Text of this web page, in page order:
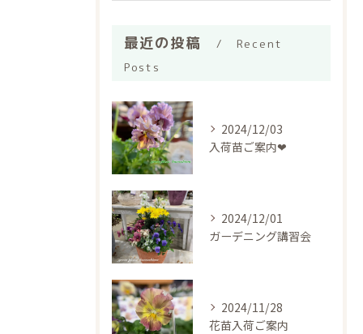
最近の投稿
Recent
Posts
2024/12/03
入荷苗ご案内❤︎
2024/12/01
ガーデニング講習会
2024/11/28
花苗入荷ご案内